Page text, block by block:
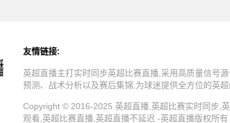
友情链接:
英超直播主打实时同步英超比赛直播,采用高质量信号
预测、战术分析以及赛后集锦,为球迷提供全方位的英
Copyright © 2016-2025 英超直播,英超比赛实时同步,
观看,英超比赛直播,英超直播不延迟 -英超直播版权所有